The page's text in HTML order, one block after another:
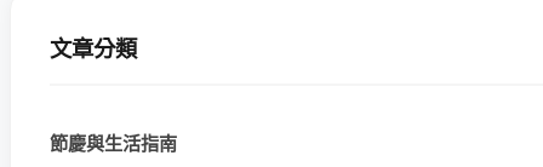
文章分類
節慶與生活指南